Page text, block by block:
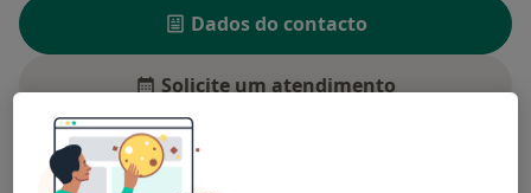
Dados do contacto
Solicite um atendimento
Experiência